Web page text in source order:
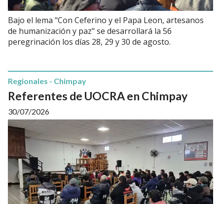
Bajo el lema "Con Ceferino y el Papa Leon, artesanos
de humanización y paz" se desarrollará la 56
peregrinación los días 28, 29 y 30 de agosto.
Referentes de UOCRA en Chimpay
Regionales - Chimpay
30/07/2026